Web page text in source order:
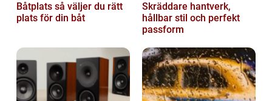
Båtplats så väljer du rätt
plats för din båt
Skräddare hantverk,
hållbar stil och perfekt
passform